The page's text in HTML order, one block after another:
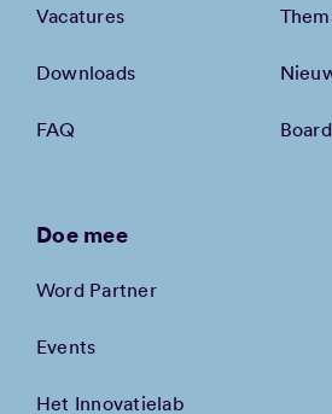
Vacatures
Downloads
FAQ
Doe mee
Word Partner
Events
Het Innovatielab